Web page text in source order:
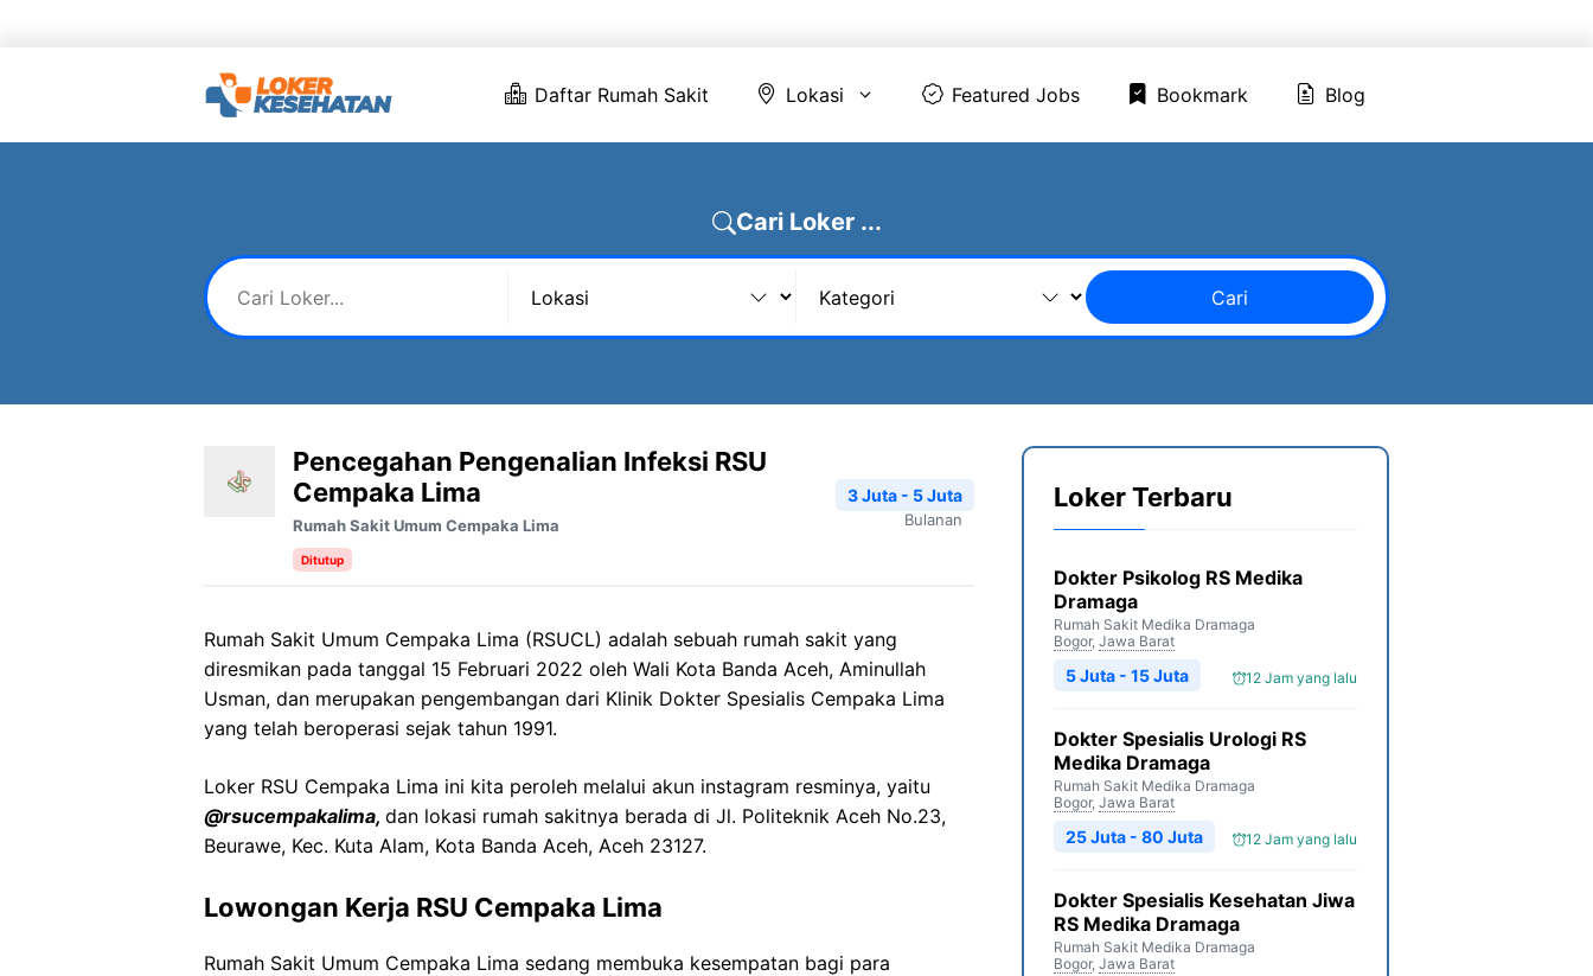
Daftar Rumah Sakit Lokasi Featured Jobs Bookmark Blog
Cari Loker ...
Cari
Pencegahan Pengenalian Infeksi RSU
Cempaka Lima
Rumah Sakit Umum Cempaka Lima
Ditutup
3 Juta - 5 Juta
Bulanan
Rumah Sakit Umum Cempaka Lima (RSUCL) adalah sebuah rumah sakit yang
diresmikan pada tanggal 15 Februari 2022 oleh Wali Kota Banda Aceh, Aminullah
Usman, dan merupakan pengembangan dari Klinik Dokter Spesialis Cempaka Lima
yang telah beroperasi sejak tahun 1991.
Loker RSU Cempaka Lima ini kita peroleh melalui akun instagram resminya, yaitu
@rsucempakalima, dan lokasi rumah sakitnya berada di Jl. Politeknik Aceh No.23,
Beurawe, Kec. Kuta Alam, Kota Banda Aceh, Aceh 23127.
Lowongan Kerja RSU Cempaka Lima
Rumah Sakit Umum Cempaka Lima sedang membuka kesempatan bagi para
Loker Terbaru
Dokter Psikolog RS Medika
Dramaga
Rumah Sakit Medika Dramaga
Bogor, Jawa Barat
12 Jam yang lalu
5 Juta - 15 Juta
Dokter Spesialis Urologi RS
Medika Dramaga
Rumah Sakit Medika Dramaga
Bogor, Jawa Barat
12 Jam yang lalu
25 Juta - 80 Juta
Dokter Spesialis Kesehatan Jiwa
RS Medika Dramaga
Rumah Sakit Medika Dramaga
Bogor, Jawa Barat